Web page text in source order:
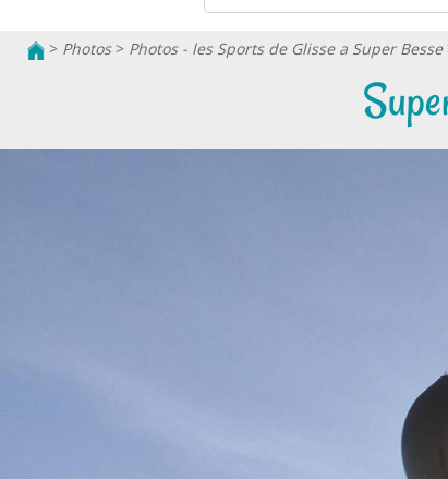
> Photos> Photos - les Sports de Glisse a Super Besse